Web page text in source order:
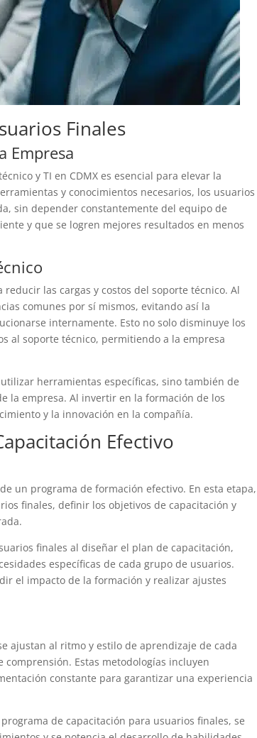
Finales
Empresa
y TI en CDMX es esencial para elevar la
y conocimientos necesarios, los usuarios
sin depender constantemente del equipo de
y que se logren mejores resultados en menos
las cargas y costos del soporte técnico. Al
comunes por sí mismos, evitando así la
internamente. Esto no solo disminuye los
al soporte técnico, permitiendo a la empresa
herramientas específicas, sino también de
la empresa. Al invertir en la formación de los
y la innovación en la compañía.
Efectivo
un programa de formación efectivo. En esta etapa,
finales, definir los objetivos de capacitación y
finales al diseñar el plan de capacitación,
específicas de cada grupo de usuarios.
el impacto de la formación y realizar ajustes
ajustan al ritmo y estilo de aprendizaje de cada
Estas metodologías incluyen
constante para garantizar una experiencia
de capacitación para usuarios finales, se